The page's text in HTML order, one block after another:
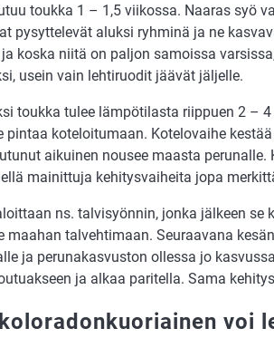
toukka 1 – 1,5 viikossa. Naaras syö
pysyttelevät aluksi ryhminä ja ne
koska niitä on paljon samoissa
usein vain lehtiruodit jäävät jäljelle.
toukka tulee lämpötilasta riippuen 2 –
pintaa koteloitumaan. Kotelovaihe
aikuinen nousee maasta perunalle.
mainittuja kehitysvaiheita jopa
ns. talvisyönnin, jonka jälkeen se
maahan talvehtimaan. Seuraavana
ja perunakasvuston ollessa jo
ja alkaa paritella. Sama
voi